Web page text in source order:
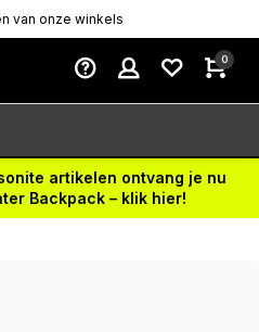
van onze winkels
0
artikelen ontvang je nu
Backpack – klik hier!